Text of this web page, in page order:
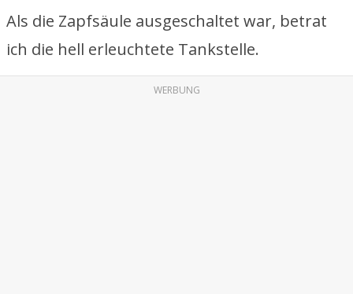
Als die Zapfsäule ausgeschaltet war, betrat
ich die hell erleuchtete Tankstelle.
WERBUNG